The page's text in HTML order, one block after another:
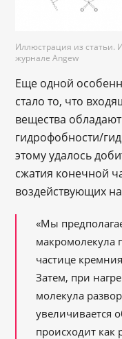
Иллюстрация из статьи.
журнале Angew
Еще одной
стало то, что
вещества
гидрофобности/
этому удалось
сжатия конечной
воздействующих
«Мы
макромолекула
частице
Затем, при
молекула
увеличивается
происходит как